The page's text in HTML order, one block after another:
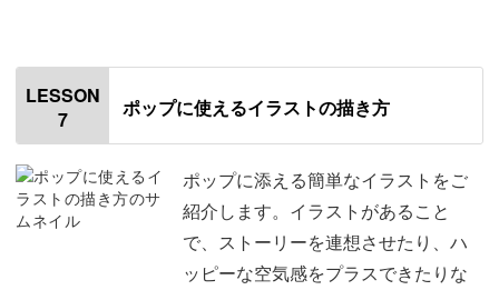
はじめに
使用材料・道具
説明文字を書くポイント 02:23
ペン選びのコツ 08:37
吹き出しの描き方 10:43
LESSON
7
ポップに使えるイラストの描き方
ポップに添える簡単なイラストをご
紹介します。イラストがあること
で、ストーリーを連想させたり、ハ
ッピーな空気感をプラスできたりな